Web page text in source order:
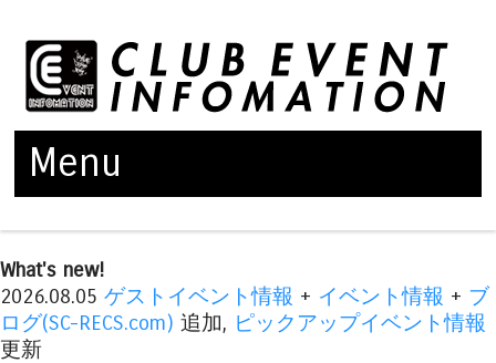
Menu
What's new!
2026.08.05 ゲストイベント情報 + イベント情報 + ブ
ログ(SC-RECS.com) 追加, ピックアップイベント情報
更新